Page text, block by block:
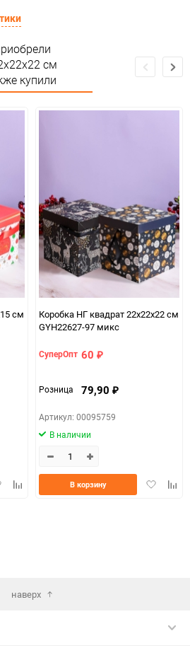
Особых условий не требует
1
480
см
купили
см
Добавить
Коробка НГ квадрат 22х22х22 см
GYH22627-97 микс
СуперОпт 60 ₽
Розница 79,90 ₽
Артикул: 00095759
В наличии
Добавить
В корзину
наверх